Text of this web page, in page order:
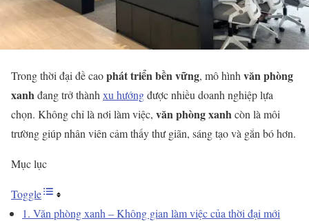
Trong thời đại đề caophát triển bền vững, mô hình văn phòng
xanhđang trở thành xu hướngđược nhiều doanh nghiệp lựa
chọn. Không chỉ là nơi làm việc, văn phòng xanhcòn là môi
trường giúp nhân viên cảm thấy thư giãn, sáng tạo và gắn bó hơn.
Mục lục
Toggle
1. Văn phòng xanh – Không gian làm việc của thời đại mới